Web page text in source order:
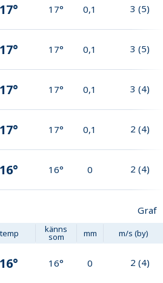
17° 17° 0,1 3 (5)
17° 17° 0,1 3 (5)
17° 17° 0,1 3 (4)
17° 17° 0,1 2 (4)
16° 16° 0 2 (4)
Graf
temp känns
som mm m/s (by)
16° 16° 0 2 (4)